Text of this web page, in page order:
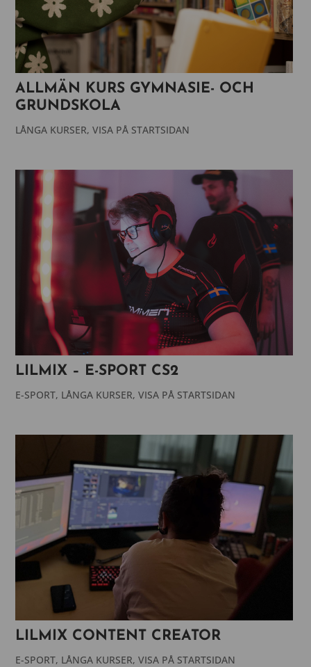
ALLMÄN KURS GYMNASIE- OCH
GRUNDSKOLA
LÅNGA KURSER,VISA PÅ STARTSIDAN
LILMIX – E-SPORT CS2
E-SPORT, LÅNGA KURSER,VISA PÅ STARTSIDAN
LILMIX CONTENT CREATOR
E-SPORT, LÅNGA KURSER,VISA PÅ STARTSIDAN